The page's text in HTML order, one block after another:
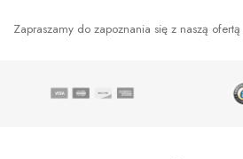
Zapraszamy do zapoznania się z naszą ofertą